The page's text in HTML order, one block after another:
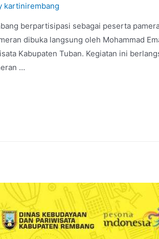
kartinirembang
berpartisipasi sebagai peserta
dibuka langsung oleh Mohammad
Kabupaten Tuban. Kegiatan ini
…